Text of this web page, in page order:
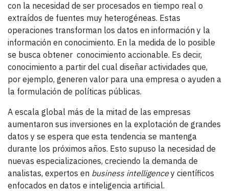
con la necesidad de ser procesados en tiempo real o
extraídos de fuentes muy heterogéneas. Estas
operaciones transforman los datos en información y la
información en conocimiento. En la medida de lo posible
se busca obtener conocimiento accionable. Es decir,
conocimiento a partir del cual diseñar actividades que,
por ejemplo, generen valor para una empresa o ayuden a
la formulación de políticas públicas.
A escala global más de la mitad de las empresas
aumentaron sus inversiones en la explotación de grandes
datos y se espera que esta tendencia se mantenga
durante los próximos años. Esto supuso la necesidad de
nuevas especializaciones, creciendo la demanda de
analistas, expertos en business intelligencey científicos
enfocados en datos e inteligencia artificial.